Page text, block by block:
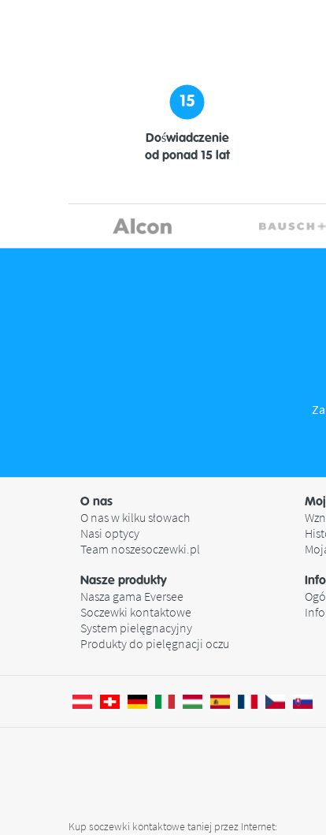
15
Doświadczenie
od ponad 15 lat
O nas
O nas w kilku słowach
Nasi optycy
Team noszesoczewki.pl
Nasze produkty
Nasza gama Eversee
Soczewki kontaktowe
System pielęgnacyjny
Produkty do pielęgnacji oczu
Kup soczewki kontaktowe taniej przez Internet: